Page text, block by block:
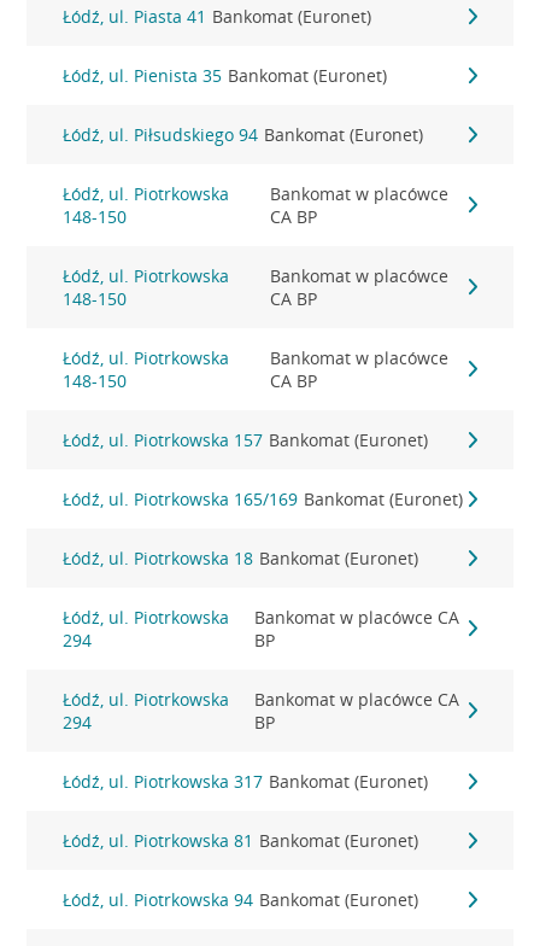
Łódź, ul. Piasta 41 Bankomat (Euronet)
Łódź, ul. Pienista 35 Bankomat (Euronet)
Łódź, ul. Piłsudskiego 94 Bankomat (Euronet)
Łódź, ul. Piotrkowska
148-150
Bankomat w placówce
CA BP
Łódź, ul. Piotrkowska
148-150
Bankomat w placówce
CA BP
Łódź, ul. Piotrkowska
148-150
Bankomat w placówce
CA BP
Łódź, ul. Piotrkowska 157 Bankomat (Euronet)
Łódź, ul. Piotrkowska 165/169 Bankomat (Euronet)
Łódź, ul. Piotrkowska 18 Bankomat (Euronet)
Łódź, ul. Piotrkowska
294
Bankomat w placówce CA
BP
Łódź, ul. Piotrkowska
294
Bankomat w placówce CA
BP
Łódź, ul. Piotrkowska 317 Bankomat (Euronet)
Łódź, ul. Piotrkowska 81 Bankomat (Euronet)
Łódź, ul. Piotrkowska 94 Bankomat (Euronet)